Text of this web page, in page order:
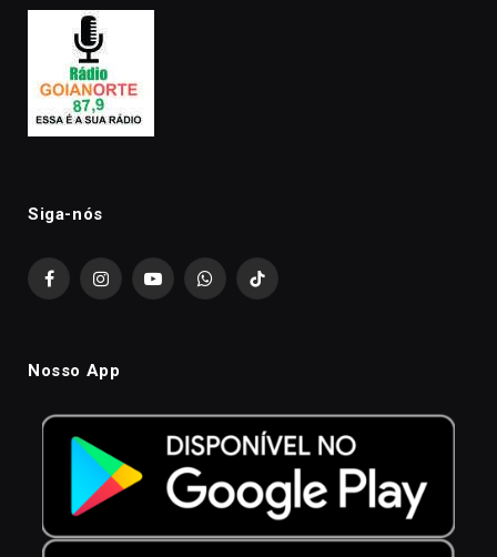
Siga-nós
FacebookInstagramYouTubeWhatsAppTikTok
Nosso App